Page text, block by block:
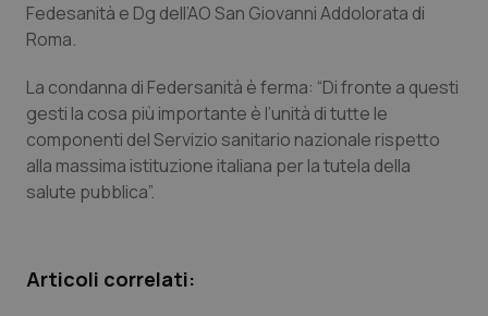
Abruzzo
Basilicata
Calabria
Campania
QS Pro Gold
Artrite & artrosi
Asma & BPCO
Car-T
QS Club Newsletter
Fedesanità e Dg dell’AO San Giovanni Addolorata di
Roma.
La condanna di Federsanità è ferma: “Di fronte a questi
gesti la cosa più importante è l’unità di tutte le
componenti del Servizio sanitario nazionale rispetto
alla massima istituzione italiana per la tutela della
salute pubblica”.
Articoli correlati: